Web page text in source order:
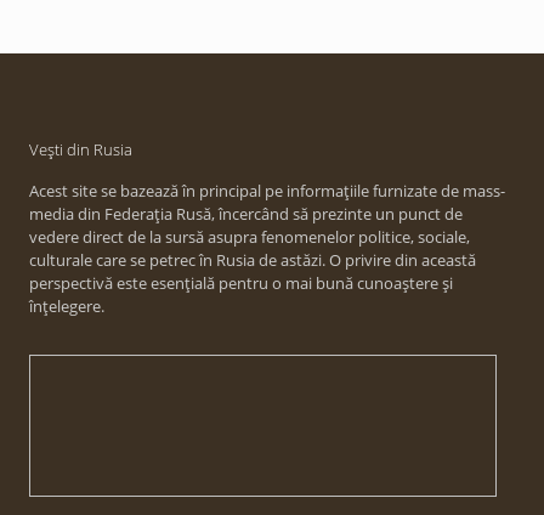
Vești din Rusia
Acest site se bazează în principal pe informațiile furnizate de mass-
media din Federația Rusă, încercând să prezinte un punct de
vedere direct de la sursă asupra fenomenelor politice, sociale,
culturale care se petrec în Rusia de astăzi. O privire din această
perspectivă este esențială pentru o mai bună cunoaștere și
înțelegere.